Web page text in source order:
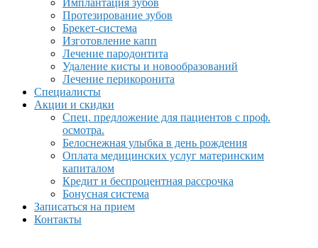
Имплантация зубов
Протезирование зубов
Брекет-система
Изготовление капп
Лечение пародонтита
Удаление кисты и новообразований
Лечение перикоронита
Специалисты
Акции и скидки
Спец. предложение для пациентов с проф.
осмотра.
Белоснежная улыбка в день рождения
Оплата медицинских услуг материнским
капиталом
Кредит и беспроцентная рассрочка
Бонусная система
Записаться на прием
Контакты